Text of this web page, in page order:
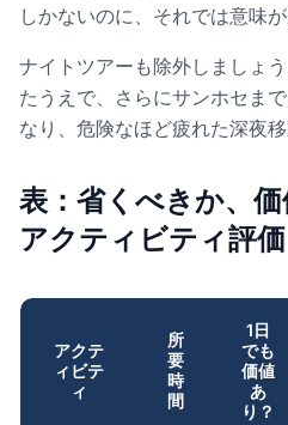
しかないのに、それでは意味が
ナイトツアーも除外しましょ
たうえで、さらにサンホセま
なり、危険なほど疲れた深夜移
表：省くべきか、価
アクティビティ評価
アクテ
ィビテ
ィ
所
要
時
間
1日
でも
価値
あ
り？